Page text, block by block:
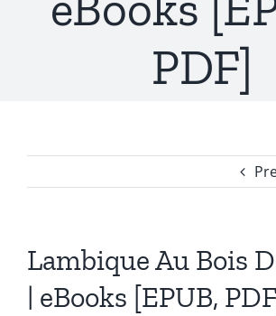
PDF]
Lambique Au Bois
| eBooks [EPUB,